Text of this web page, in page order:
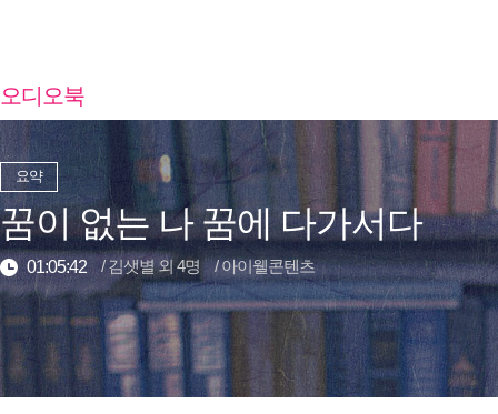
오디오북
요약
꿈이 없는 나 꿈에 다가서다
01:05:42 /김샛별 외 4명 /아이웰콘텐츠